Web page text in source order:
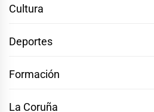
Cultura
Deportes
Formación
La Coruña